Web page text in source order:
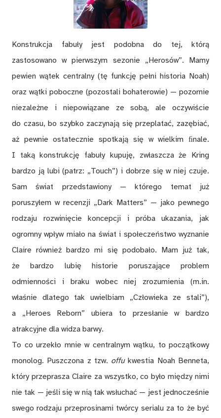
Konstrukcja fabuły jest podobna do tej, którą
zastosowano w pierwszym sezonie „Herosów”. Mamy
pewien wątek centralny (tę funkcję pełni historia Noah)
oraz wątki poboczne (pozostali bohaterowie) — pozornie
niezależne i niepowiązane ze sobą, ale oczywiście
do czasu, bo szybko zaczynają się przeplatać, zazębiać,
aż pewnie ostatecznie spotkają się w wielkim ﬁnale.
I taką konstrukcję fabuły kupuję, zwłaszcza że Kring
bardzo ją lubi (patrz: „Touch”) i dobrze się w niej czuje.
Sam świat przedstawiony — którego temat już
poruszyłem w recenzji „Dark Matters” — jako pewnego
rodzaju rozwinięcie koncepcji i próba ukazania, jak
ogromny wpływ miało na świat i społeczeństwo wyznanie
Claire również bardzo mi się podobało. Mam już tak,
że bardzo lubię historie poruszające problem
odmienności i braku wobec niej zrozumienia (m.in.
właśnie dlatego tak uwielbiam „Człowieka ze stali”),
a „Heroes Reborn” ubiera to przesłanie w bardzo
atrakcyjne dla widza barwy.
To co urzekło mnie w centralnym wątku, to początkowy
monolog. Puszczona z tzw. offukwestia Noah Benneta,
który przeprasza Claire za wszystko, co było między nimi
nie tak — jeśli się w nią tak wsłuchać — jest jednocześnie
swego rodzaju przeprosinami twórcy serialu za to że być